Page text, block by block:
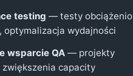
testing — testy
optymalizacja wydajności
wsparcie QA — projekty
capacity